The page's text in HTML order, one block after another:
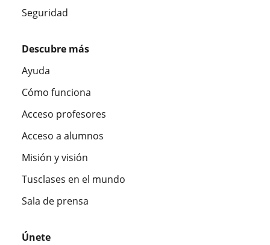
Seguridad
Descubre más
Ayuda
Cómo funciona
Acceso profesores
Acceso a alumnos
Misión y visión
Tusclases en el mundo
Sala de prensa
Únete